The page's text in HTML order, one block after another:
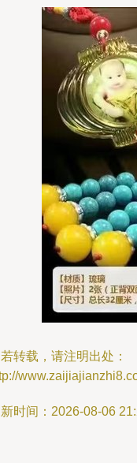
转载，请注明出处：
时间：2026-08-06